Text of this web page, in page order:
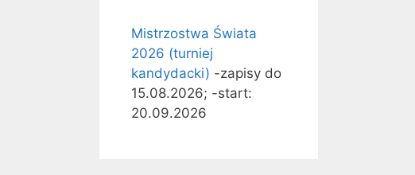
Mistrzostwa Świata
2026 (turniej
kandydacki) -zapisy do
15.08.2026; -start:
20.09.2026